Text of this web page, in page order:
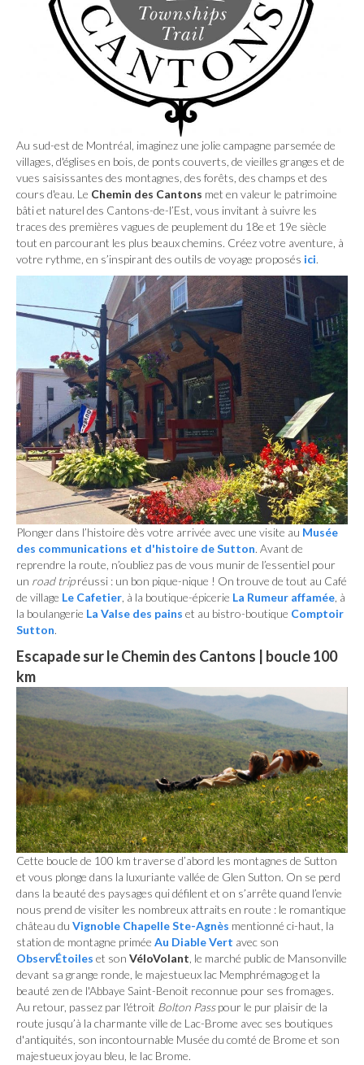
Au sud-est de Montréal, imaginez une jolie campagne parsemée de
villages, d'églises en bois, de ponts couverts, de vieilles granges et de
vues saisissantes des montagnes, des forêts, des champs et des
cours d'eau. Le Chemin des Cantons met en valeur le patrimoine
bâti et naturel des Cantons-de-l’Est, vous invitant à suivre les
traces des premières vagues de peuplement du 18e et 19e siècle
tout en parcourant les plus beaux chemins. Créez votre aventure, à
votre rythme, en s’inspirant des outils de voyage proposés ici.
Plonger dans l’histoire dès votre arrivée avec une visite au Musée
des communications et d'histoire de Sutton. Avant de
reprendre la route, n’oubliez pas de vous munir de l’essentiel pour
un road tripréussi : un bon pique-nique ! On trouve de tout au Café
de village Le Cafetier , à la boutique-épicerie La Rumeur affamée , à
la boulangerie La Valse des pains et au bistro-boutique Comptoir
Sutton.
Escapade sur le Chemin des Cantons | boucle 100
km
Cette boucle de 100 km traverse d’abord les montagnes de Sutton
et vous plonge dans la luxuriante vallée de Glen Sutton. On se perd
dans la beauté des paysages qui défilent et on s’arrête quand l’envie
nous prend de visiter les nombreux attraits en route : le romantique
château du Vignoble Chapelle Ste-Agnès mentionné ci-haut, la
station de montagne primée Au Diable Vert avec son
ObservÉtoiles et son VéloVolant , le marché public de Mansonville
devant sa grange ronde, le majestueux lac Memphrémagog et la
beauté zen de l'Abbaye Saint-Benoit reconnue pour ses fromages.
Au retour, passez par l'étroit Bolton Passpour le pur plaisir de la
route jusqu’à la charmante ville de Lac-Brome avec ses boutiques
d'antiquités, son incontournable Musée du comté de Brome et son
majestueux joyau bleu, le lac Brome.